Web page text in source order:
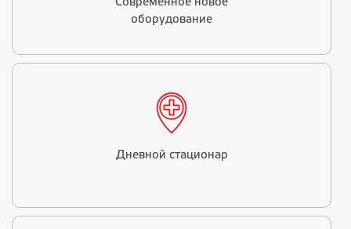
Современное новое
оборудование
Дневной стационар